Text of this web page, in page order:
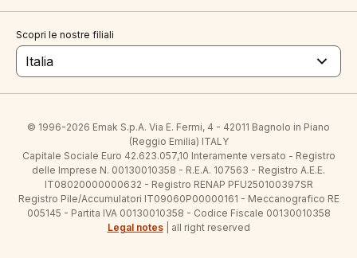
Scopri le nostre filiali
Italia
© 1996-2026 Emak S.p.A. Via E. Fermi, 4 - 42011 Bagnolo in Piano
(Reggio Emilia) ITALY
Capitale Sociale Euro 42.623.057,10 Interamente versato - Registro
delle Imprese N. 00130010358 - R.E.A. 107563 - Registro A.E.E.
IT08020000000632 - Registro RENAP PFU250100397SR
Registro Pile/Accumulatori IT09060P00000161 - Meccanografico RE
005145 - Partita IVA 00130010358 - Codice Fiscale 00130010358
Legal notes| all right reserved